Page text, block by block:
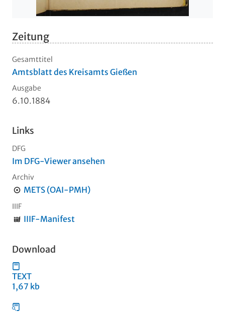
Zeitung
Gesamttitel
Amtsblatt des Kreisamts Gießen
Ausgabe
6.10.1884
Links
DFG
Im DFG-Viewer ansehen
Archiv
METS (OAI-PMH)
IIIF
IIIF-Manifest
Download
TEXT
1,67 kb